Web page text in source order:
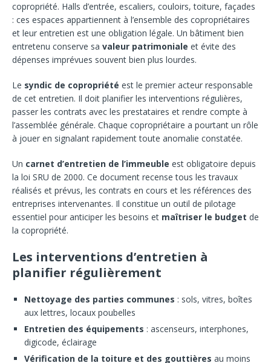
copropriété. Halls d’entrée, escaliers, couloirs, toiture, façades
: ces espaces appartiennent à l’ensemble des copropriétaires
et leur entretien est une obligation légale. Un bâtiment bien
entretenu conserve sa valeur patrimoniale et évite des
dépenses imprévues souvent bien plus lourdes.
Le syndic de copropriété est le premier acteur responsable
de cet entretien. Il doit planifier les interventions régulières,
passer les contrats avec les prestataires et rendre compte à
l’assemblée générale. Chaque copropriétaire a pourtant un rôle
à jouer en signalant rapidement toute anomalie constatée.
Un carnet d’entretien de l’immeuble est obligatoire depuis
la loi SRU de 2000. Ce document recense tous les travaux
réalisés et prévus, les contrats en cours et les références des
entreprises intervenantes. Il constitue un outil de pilotage
essentiel pour anticiper les besoins et maîtriser le budget de
la copropriété.
Les interventions d’entretien à
planifier régulièrement
Nettoyage des parties communes : sols, vitres, boîtes
aux lettres, locaux poubelles
Entretien des équipements : ascenseurs, interphones,
digicode, éclairage
Vérification de la toiture et des gouttières au moins